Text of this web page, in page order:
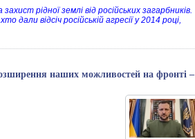
рідної землі від російських загарбників.
відсіч російській агресії у 2014 році,
наших можливостей на фронті –